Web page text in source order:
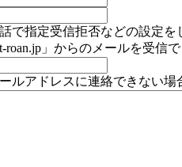
で指定受信拒否などの設定を
roan.jp」からのメールを受信
ールアドレスに連絡できない